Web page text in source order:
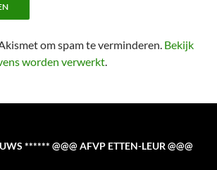
om spam te verminderen. Bekijk
worden verwerkt.
****** @@@ AFVP ETTEN-LEUR @@@